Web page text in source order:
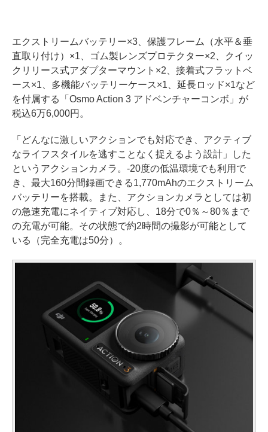
エクストリームバッテリー×3、保護フレーム（水平＆垂
直取り付け）×1、ゴム製レンズプロテクター×2、クイッ
クリリース式アダプターマウント×2、接着式フラットベ
ース×1、多機能バッテリーケース×1、延長ロッド×1など
を付属する「Osmo Action 3 アドベンチャーコンボ」が
税込6万6,000円。
「どんなに激しいアクションでも対応でき、アクティブ
なライフスタイルを逃すことなく捉えるよう設計」した
というアクションカメラ。-20度の低温環境でも利用で
き、最大160分間録画できる1,770mAhのエクストリーム
バッテリーを搭載。また、アクションカメラとしては初
の急速充電にネイティブ対応し、18分で0％～80％まで
の充電が可能。その状態で約2時間の撮影が可能として
いる（完全充電は50分）。